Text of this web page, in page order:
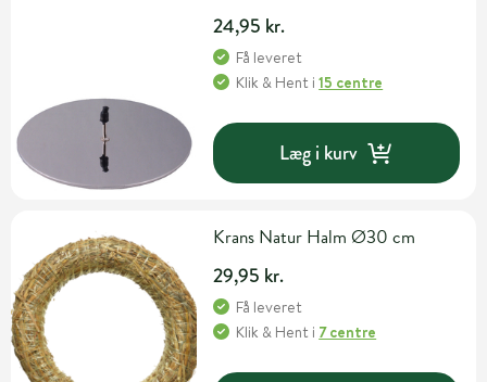
24,95 kr.
Få leveret
Klik & Hent i15 centre
Læg i kurv
Krans Natur Halm Ø30 cm
29,95 kr.
Få leveret
Klik & Hent i 7 centre